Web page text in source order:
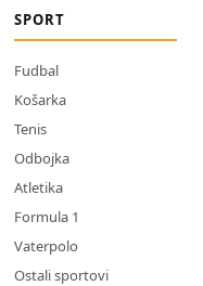
SPORT
Fudbal
Košarka
Tenis
Odbojka
Atletika
Formula 1
Vaterpolo
Ostali sportovi